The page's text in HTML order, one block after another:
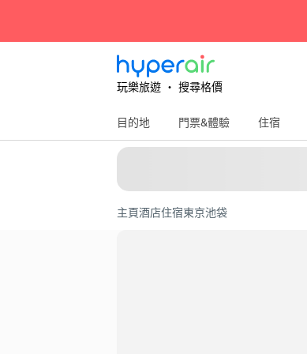
玩樂旅遊 ‧ 搜尋格價
目的地 門票&體驗 住宿
主頁酒店住宿東京池袋